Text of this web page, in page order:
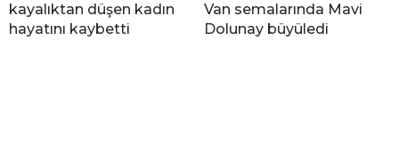
kayalıktan düşen kadın
hayatını kaybetti
Van semalarında Mavi
Dolunay büyüledi